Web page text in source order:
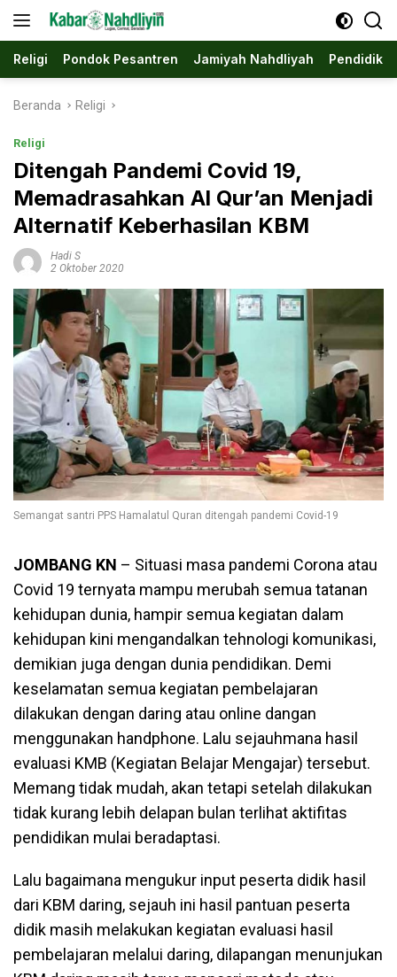
Religi Pondok Pesantren Jamiyah Nahdliyah
Beranda Religi
Religi
Ditengah Pandemi Covid 19,
Memadrasahkan Al Qur’an Menjadi
Alternatif Keberhasilan KBM
Hadi S
2 Oktober 2020
Semangat santri PPS Hamalatul Quran ditengah pandemi Covid-19
JOMBANG KN – Situasi masa pandemi Corona atau
Covid 19 ternyata mampu merubah semua tatanan
kehidupan dunia, hampir semua kegiatan dalam
kehidupan kini mengandalkan tehnologi komunikasi,
demikian juga dengan dunia pendidikan. Demi
keselamatan semua kegiatan pembelajaran
dilakukan dengan daring atau online dangan
menggunakan handphone. Lalu sejauhmana hasil
evaluasi KMB (Kegiatan Belajar Mengajar) tersebut.
Memang tidak mudah, akan tetapi setelah dilakukan
tidak kurang lebih delapan bulan terlihat aktifitas
pendidikan mulai beradaptasi.
Lalu bagaimana mengukur input peserta didik hasil
dari KBM daring, sejauh ini hasil pantuan peserta
didik masih melakukan kegiatan evaluasi hasil
pembelajaran melalui daring, dilapangan menunjukan